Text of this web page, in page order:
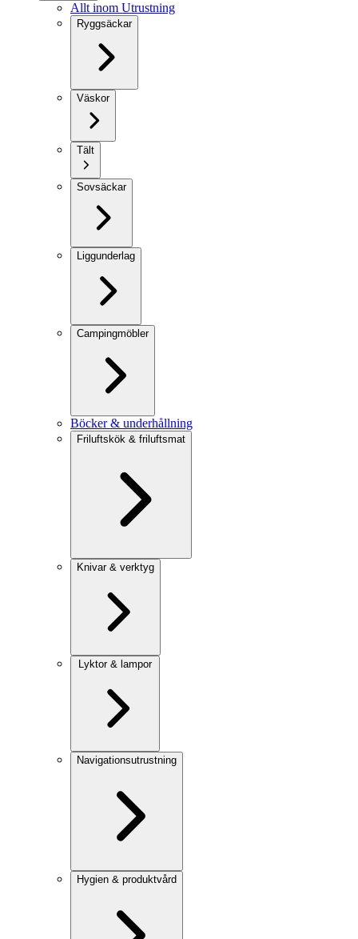
Allt inom Utrustning
Ryggsäckar
Väskor
Tält
Sovsäckar
Liggunderlag
Campingmöbler
Böcker & underhållning
Friluftskök & friluftsmat
Knivar & verktyg
Lyktor & lampor
Navigationsutrustning
Hygien & produktvård